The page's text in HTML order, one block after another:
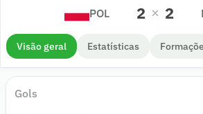
POL 2 2
Visão geral Estatísticas
Gols